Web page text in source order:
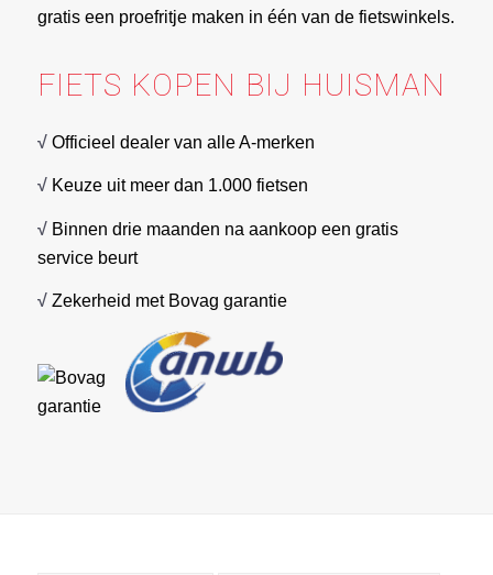
gratis een proefritje maken in één van de fietswinkels.
FIETS KOPEN BIJ HUISMAN
√ Officieel dealer van alle A-merken
√ Keuze uit meer dan 1.000 fietsen
√ Binnen drie maanden na aankoop een gratis
service beurt
√ Zekerheid met Bovag garantie